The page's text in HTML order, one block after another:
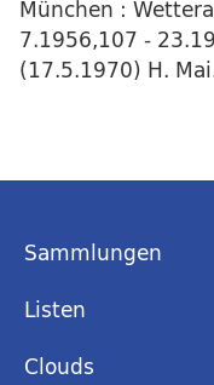
München :
7.1956,107 -
(17.5.1970) H.
Sammlungen
Listen
Clouds